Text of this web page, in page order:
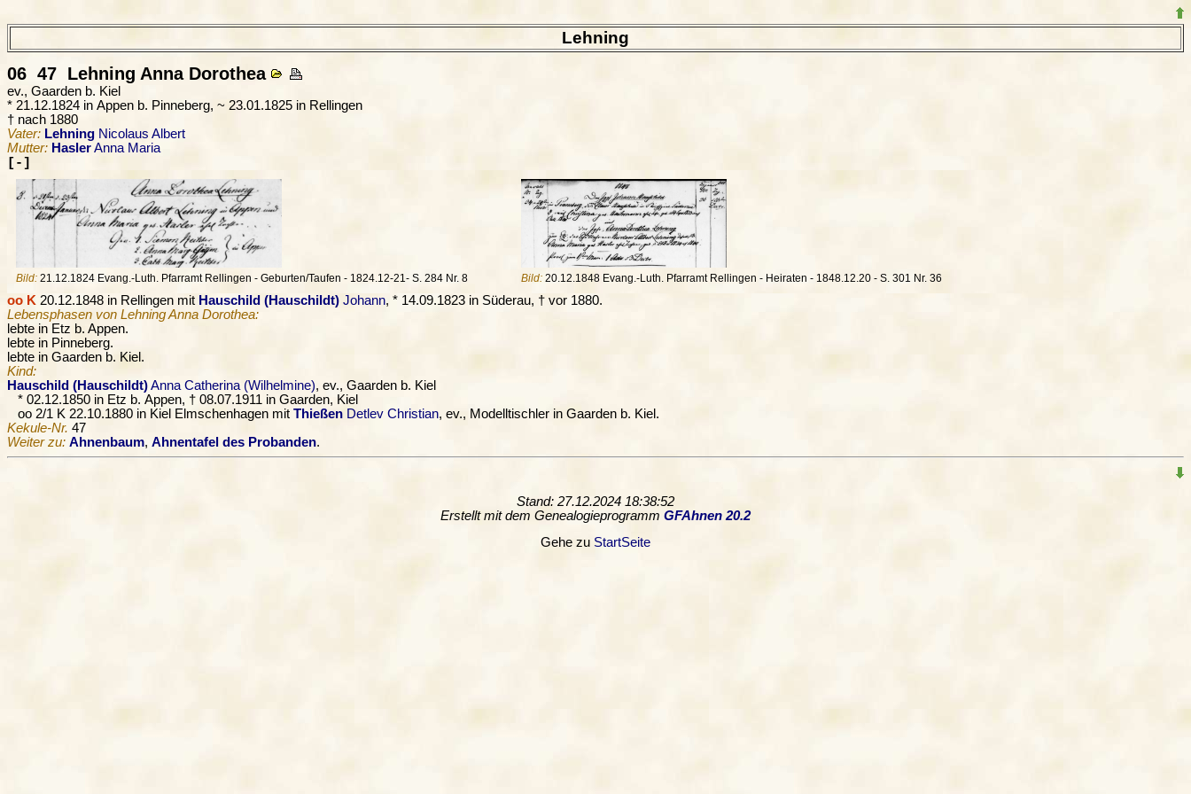
Lehning
06 47 Lehning Anna Dorothea
ev., Gaarden b. Kiel
* 21.12.1824 in Appen b. Pinneberg, ~ 23.01.1825 in Rellingen
† nach 1880
Vater: Lehning Nicolaus Albert
Mutter: HaslerAnna Maria
[-]
Bild: 21.12.1824 Evang.-Luth. Pfarramt Rellingen - Geburten/Taufen - 1824.12-21- S. 284 Nr. 8 Bild: 20.12.1848 Evang.-Luth. Pfarramt Rellingen - Heiraten - 1848.12.20 - S. 301 Nr. 36
oo K 20.12.1848 in Rellingen mit Hauschild (Hauschildt) Johann, * 14.09.1823 in Süderau, † vor 1880.
Lebensphasen von Lehning Anna Dorothea:
lebte in Etz b. Appen.
lebte in Pinneberg.
lebte in Gaarden b. Kiel.
Kind:
Hauschild (Hauschildt)Anna Catherina (Wilhelmine), ev., Gaarden b. Kiel
* 02.12.1850 in Etz b. Appen, † 08.07.1911 in Gaarden, Kiel
oo 2/1 K 22.10.1880 in Kiel Elmschenhagen mitThießen Detlev Christian, ev., Modelltischler in Gaarden b. Kiel.
Kekule-Nr. 47
Weiter zu: Ahnenbaum, Ahnentafel des Probanden.
Stand: 27.12.2024 18:38:52
Erstellt mit dem Genealogieprogramm GFAhnen 20.2
Gehe zu StartSeite